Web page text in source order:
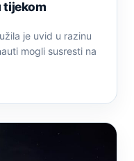
tijekom
je uvid u razinu
mogli susresti na